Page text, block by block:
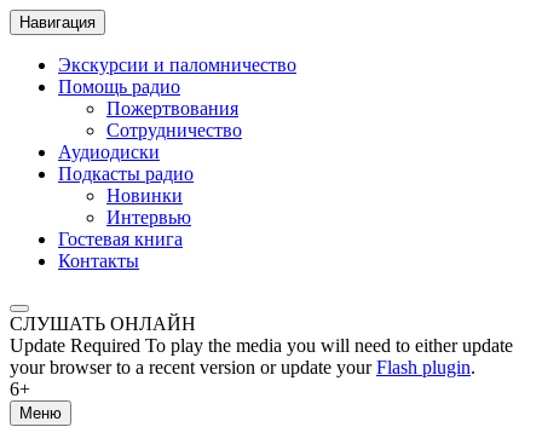
Навигация
Экскурсии и паломничество
Помощь радио
Пожертвования
Сотрудничество
Аудиодиски
Подкасты радио
Новинки
Интервью
Гостевая книга
Контакты
СЛУШАТЬ ОНЛАЙН
Update Required To play the media you will need to either update
your browser to a recent version or update yourFlash plugin.
6+
Меню